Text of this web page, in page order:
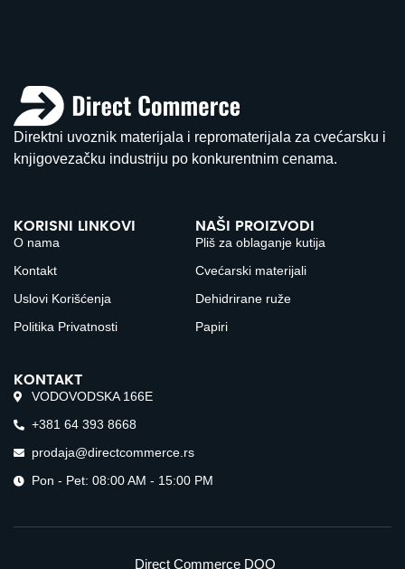
Direktni uvoznik materijala i repromaterijala za cvećarsku i
knjigovezačku industriju po konkurentnim cenama.
KORISNI LINKOVI
O nama
Kontakt
Uslovi Korišćenja
Politika Privatnosti
NAŠI PROIZVODI
Pliš za oblaganje kutija
Cvećarski materijali
Dehidrirane ruže
Papiri
KONTAKT
VODOVODSKA 166E
+381 64 393 8668
prodaja@directcommerce.rs
Pon - Pet: 08:00 AM - 15:00 PM
Direct Commerce DOO